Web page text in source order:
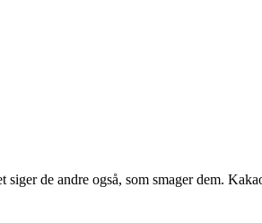
de andre også, som smager dem.